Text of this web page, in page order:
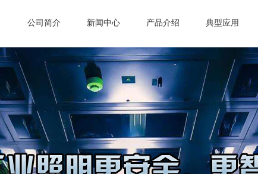
公司简介 新闻中心 产品介绍 典型应用